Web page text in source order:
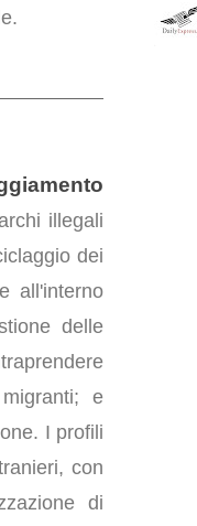
illegali
dei
all'interno
delle
e
I profili
con
di